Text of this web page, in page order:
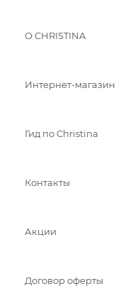
О CHRISTINA
Интернет-магазин
Гид по Christina
Контакты
Акции
Договор оферты